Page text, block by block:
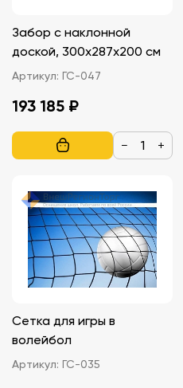
Забор с наклонной
доской, 300х287х200 см
Артикул: ГС-047
193 185 ₽
− +
Сетка для игры в
волейбол
Артикул: ГС-035